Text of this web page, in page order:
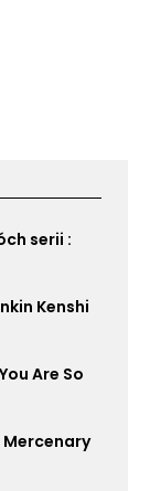
serii :
Kenshi
Are So